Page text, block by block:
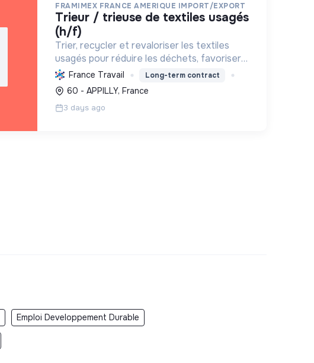
FRAMIMEX FRANCE AMERIQUE IMPORT/EXPORT
trieur / trieuse de textiles usagés
(h/f)
Trier, recycler et revaloriser les textiles
usagés pour réduire les déchets, favoriser
l'économie circulaire et minimiser l'impact
environnemental de l'industrie textile.
France Travail Long-term contract
60 - APPILLY, France
3 days ago
Emploi Developpement Durable